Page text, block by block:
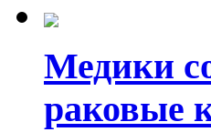
Медики
раковые